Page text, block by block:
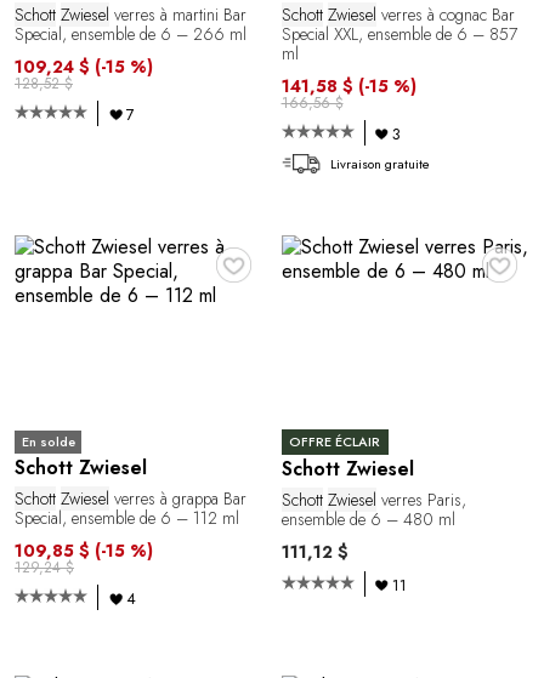
Schott Zwiesel verres à martini Bar
Special, ensemble de 6 – 266 ml
109,24 $ (-15 %)
128,52 $
7
Schott Zwiesel verres à cognac Bar
Special XXL, ensemble de 6 – 857
ml
141,58 $ (-15 %)
166,56 $
3
Livraison gratuite
♥
En solde
Schott Zwiesel
Schott Zwiesel verres à grappa Bar
Special, ensemble de 6 – 112 ml
109,85 $ (-15 %)
129,24 $
4
♥
OFFRE ÉCLAIR
Schott Zwiesel
Schott Zwiesel verres Paris,
ensemble de 6 – 480 ml
111,12 $
11